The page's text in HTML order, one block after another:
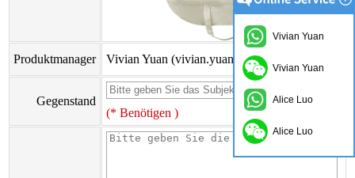
Produktmanager Vivian Yuan (vivian.yuan@onflyingcn.com)
Gegenstand
(* Benötigen )
Vivian Yuan
Vivian Yuan
Alice Luo
Alice Luo